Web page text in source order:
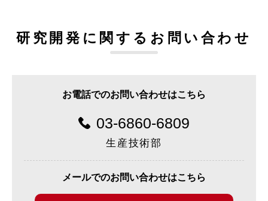
研究開発に関するお問い合わせ
お電話でのお問い合わせはこちら
03-6860-6809
生産技術部
メールでのお問い合わせはこちら